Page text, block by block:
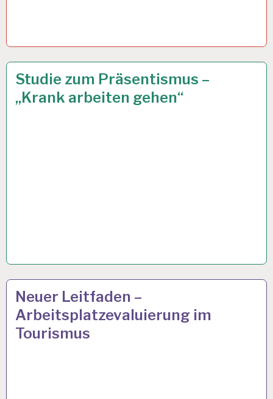
12-
STUNDEN-
ARBEITSTAG…
Studie zum Präsentismus –
„Krank arbeiten gehen“
28 OKT. 2019
ARBEIT
UND
GESUNDHEIT…
Neuer Leitfaden –
Arbeitsplatzevaluierung im
Tourismus
8 OKT. 2019